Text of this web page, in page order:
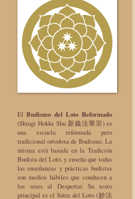
ElBudismo del Loto Reformado
(Shingi Hokke Shu 新義法華宗) es
una escuela reformada pero
tradicional ortodoxa de Budismo. La
misma está basada en la Tradición
Budista del Loto, y enseña que todas
las enseñanzas y prácticas budistas
son medios hábiles que conducen a
los seres al Despertar. Su texto
principal es el Sutra del Loto (妙法